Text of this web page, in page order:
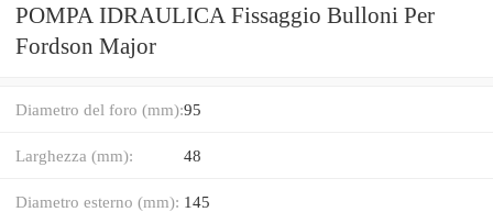
POMPA IDRAULICA Fissaggio Bulloni Per
Fordson Major
Diametro del foro (mm):95
Larghezza (mm): 48
Diametro esterno (mm): 145